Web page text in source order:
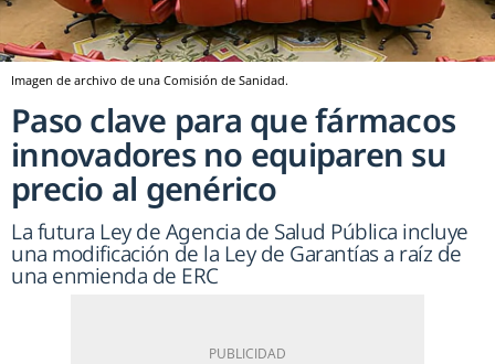
Imagen de archivo de una Comisión de Sanidad.
Paso clave para que fármacos
innovadores no equiparen su
precio al genérico
La futura Ley de Agencia de Salud Pública incluye
una modificación de la Ley de Garantías a raíz de
una enmienda de ERC